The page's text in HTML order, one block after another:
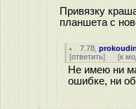
Привязку
планшета с
7.78 ,
[ответить] [к
Не имею ни
ошибке, ни